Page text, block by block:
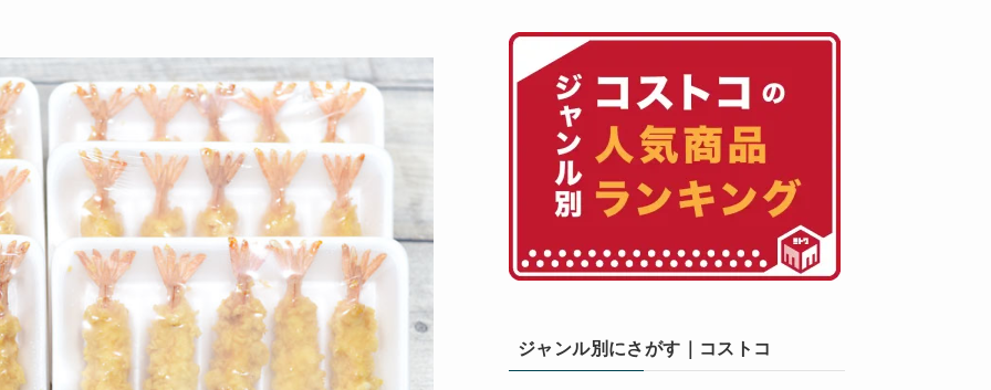
ジャンル別にさがす｜コストコ